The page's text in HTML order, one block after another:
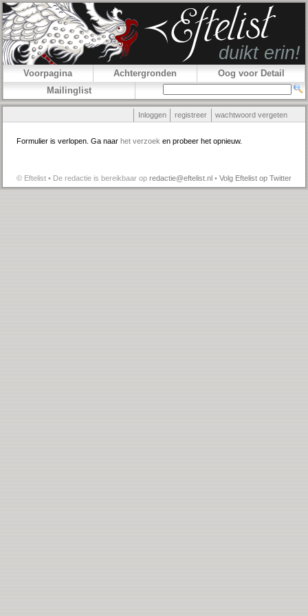
Voorpagina Achtergronden
Oog voor Detail
Mailinglist
Inloggen registreer wachtwoord vergeten
Formulier is verlopen. Ga naar het verzoek en probeer het opnieuw.
© Eftelist • De redactie is bereikbaar op redactie@eftelist.nl • Volg Eftelist op Twitter